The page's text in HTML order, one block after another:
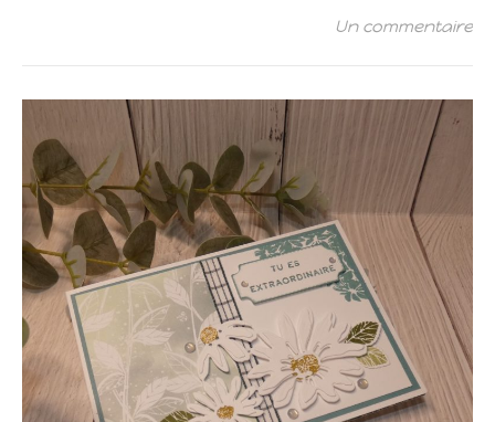
Un commentaire